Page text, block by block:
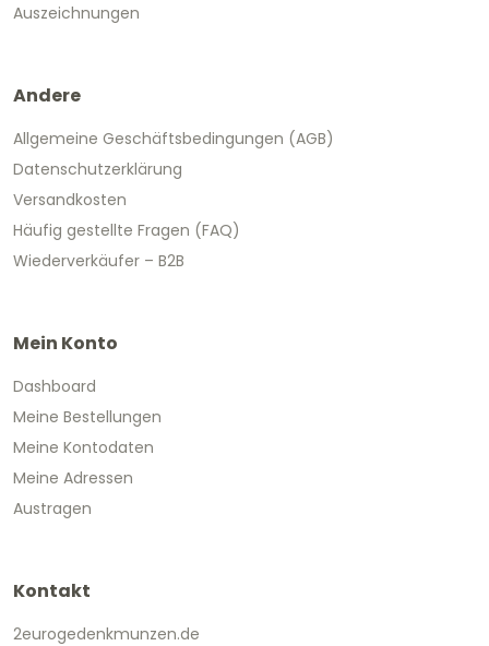
Auszeichnungen
Andere
Allgemeine Geschäftsbedingungen (AGB)
Datenschutzerklärung
Versandkosten
Häufig gestellte Fragen (FAQ)
Wiederverkäufer – B2B
Mein Konto
Dashboard
Meine Bestellungen
Meine Kontodaten
Meine Adressen
Austragen
Kontakt
2eurogedenkmunzen.de